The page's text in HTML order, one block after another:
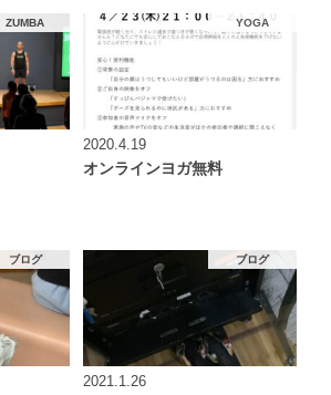
ZUMBA YOGA
2020.4.19
オンラインヨガ無料
ブログ ブログ
2021.1.26